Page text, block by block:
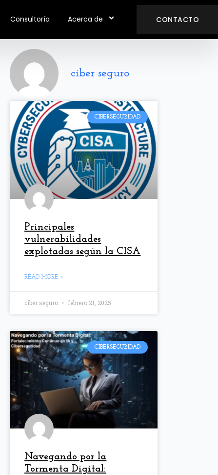
Consultoría Acerca de CONTACTO
ciber seguro
CIBERSEGURIDAD
Principales
vulnerabilidades
explotadas según la CISA
READ MORE »
ciber seguro febrero 21, 2025
CIBERSEGURIDAD
Navegando por la
Tormenta Digital: